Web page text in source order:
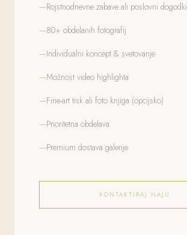
Rojstnodnevne zabave ali poslovni dogodki
80+ obdelanih fotografij
Individualni koncept & svetovanje
Možnost video highlighta
Fine-art tisk ali foto knjiga (opcijsko)
Prioritetna obdelava
Premium dostava galerije
KONTAKTIRAJ NAJU